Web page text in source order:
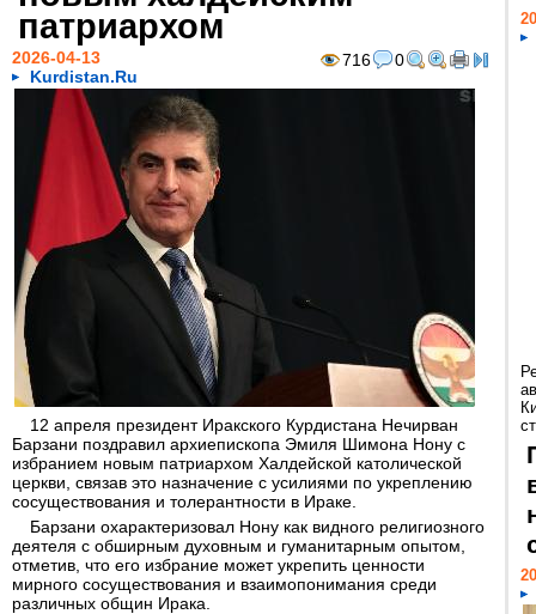
патриархом
716 0
2026-04-13
Kurdistan.Ru
12 апреля президент Иракского Курдистана Нечирван
Барзани поздравил архиепископа Эмиля Шимона Нону с
избранием новым патриархом Халдейской католической
церкви, связав это назначение с усилиями по укреплению
сосуществования и толерантности в Ираке.
Барзани охарактеризовал Нону как видного религиозного
деятеля с обширным духовным и гуманитарным опытом,
отметив, что его избрание может укрепить ценности
мирного сосуществования и взаимопонимания среди
различных общин Ирака.